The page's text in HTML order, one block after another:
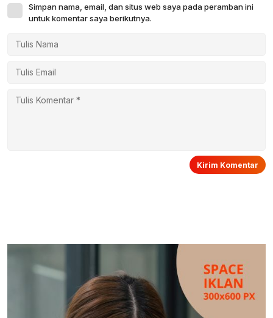
Simpan nama, email, dan situs web saya pada peramban ini
untuk komentar saya berikutnya.